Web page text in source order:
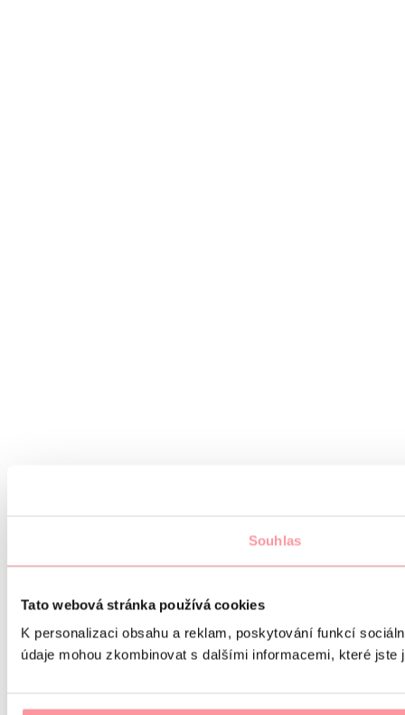
Souhlas
Tato webová stránka používá cookies
K personalizaci obsahu a reklam, poskytování funkcí
údaje mohou zkombinovat s dalšími informacemi, které